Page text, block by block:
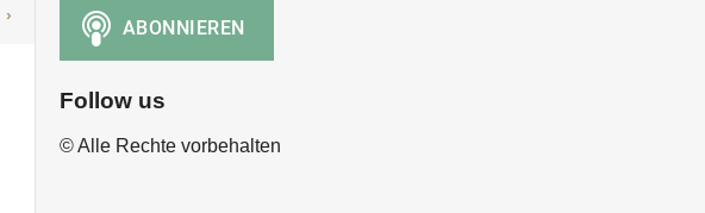
›
Follow us
© Alle Rechte vorbehalten